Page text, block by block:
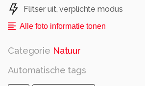
Flitser uit, verplichte modus
Alle foto informatie tonen
Categorie Natuur
Automatische tags